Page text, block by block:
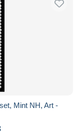
Mint NH, Art -